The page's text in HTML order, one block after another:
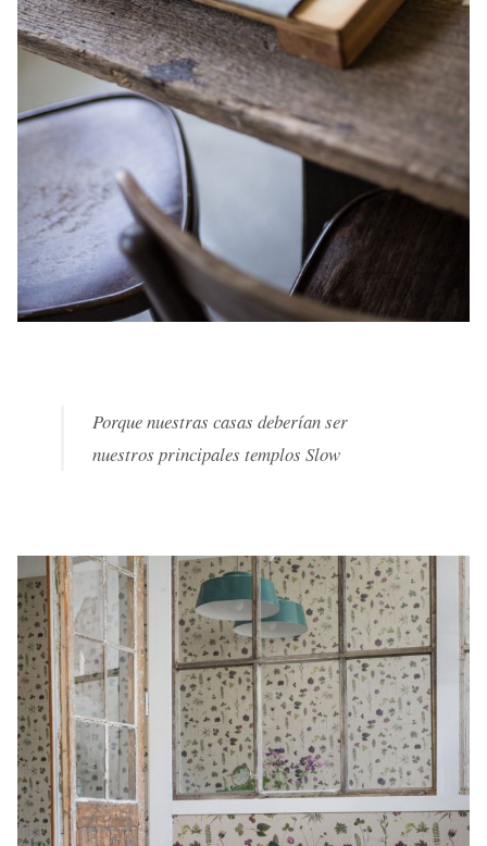
Porque nuestras casas deberían ser
nuestros principales templos Slow